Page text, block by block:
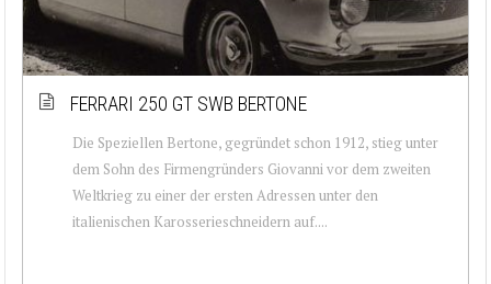
FERRARI 250 GT SWB BERTONE
Die Speziellen Bertone, gegründet schon 1912, stieg unter
dem Sohn des Firmengründers Giovanni vor dem zweiten
Weltkrieg zu einer der ersten Adressen unter den
italienischen Karosserieschneidern auf....